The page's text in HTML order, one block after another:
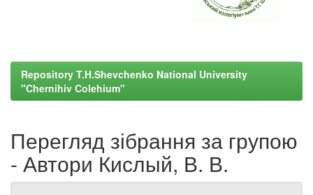
Repository T.H.Shevchenko National University
"Chernihiv Colehium"
Перегляд зібрання за групою
- Автори Кислый, В. В.